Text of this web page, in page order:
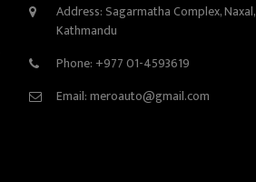
Address: Sagarmatha Complex, Naxal,
Kathmandu
Phone: +977 01-4593619
Email:meroauto@gmail.com